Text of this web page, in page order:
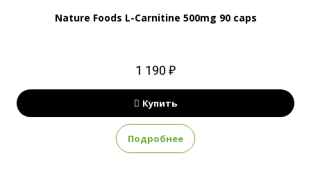
Nature Foods L-Carnitine 500mg 90 caps
1 190 ₽
Купить
Подробнее